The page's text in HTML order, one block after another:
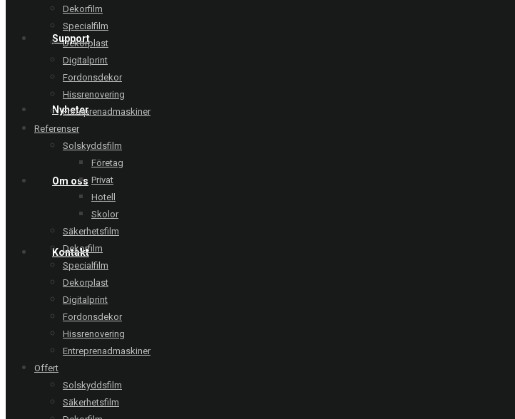
Support
Nyheter
Om oss
Kontakt
Dekorfilm
Specialfilm
Dekorplast
Digitalprint
Fordonsdekor
Hissrenovering
Entreprenadmaskiner
Referenser
Solskyddsfilm
Företag
Privat
Hotell
Skolor
Säkerhetsfilm
Dekorfilm
Specialfilm
Dekorplast
Digitalprint
Fordonsdekor
Hissrenovering
Entreprenadmaskiner
Offert
Solskyddsfilm
Säkerhetsfilm